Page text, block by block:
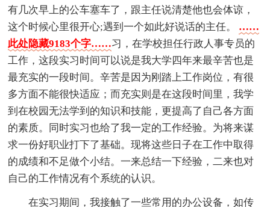
有几次早上的公车塞车了，跟主任说清楚他也会体谅，
这个时候心里很开心;遇到一个如此好说话的主任。 ……
此处隐藏9183个字……习，在学校担任行政人事专员的
工作，这段实习时间可以说是我大学四年来最辛苦也是
最充实的一段时间。辛苦是因为刚踏上工作岗位，有很
多方面不能很快适应；而充实则是在这段时间里，我学
到在校园无法学到的知识和技能，更提高了自己各方面
的素质。同时实习也给了我一定的工作经验。为将来谋
求一份好职业打下了基础。现将这些日子在工作中取得
的成绩和不足做个小结。一来总结一下经验，二来也对
自己的工作情况有个系统的认识。
在实习期间，我接触了一些常用的办公设备，如传